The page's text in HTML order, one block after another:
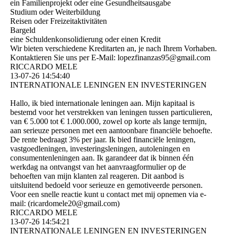
ein Familienprojekt oder eine Gesundheitsausgabe
Studium oder Weiterbildung
Reisen oder Freizeitaktivitäten
Bargeld
eine Schuldenkonsolidierung oder einen Kredit
Wir bieten verschiedene Kreditarten an, je nach Ihrem Vorhaben.
Kontaktieren Sie uns per E-Mail: lopezfinanzas95@­gmail.­com
RICCARDO MELE
13-07-26 14:54:40
INTERNATIONALE LENINGEN EN INVESTERINGEN
Hallo, ik bied internationale leningen aan. Mijn kapitaal is
bestemd voor het verstrekken van leningen tussen particulieren,
van € 5.000 tot € 1.000.000, zowel op korte als lange termijn,
aan serieuze personen met een aantoonbare financiële behoefte.
De rente bedraagt ​​3% per jaar. Ik bied financiële leningen,
vastgoedleningen, investeringsleningen, autoleningen en
consumentenleningen aan. Ik garandeer dat ik binnen één
werkdag na ontvangst van het aanvraagformulier op de
behoeften van mijn klanten zal reageren. Dit aanbod is
uitsluitend bedoeld voor serieuze en gemotiveerde personen.
Voor een snelle reactie kunt u contact met mij opnemen via e-
mail: (­ricardomele20@­gmail.­com)­
RICCARDO MELE
13-07-26 14:54:21
INTERNATIONALE LENINGEN EN INVESTERINGEN